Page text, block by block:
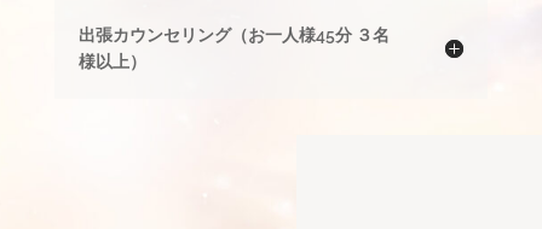
出張カウンセリング（お一人様45分 ３名
様以上）